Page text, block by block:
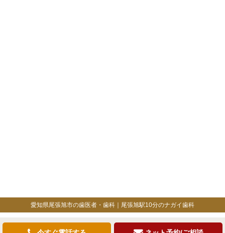
愛知県尾張旭市の歯医者・歯科｜尾張旭駅10分のナガイ歯科